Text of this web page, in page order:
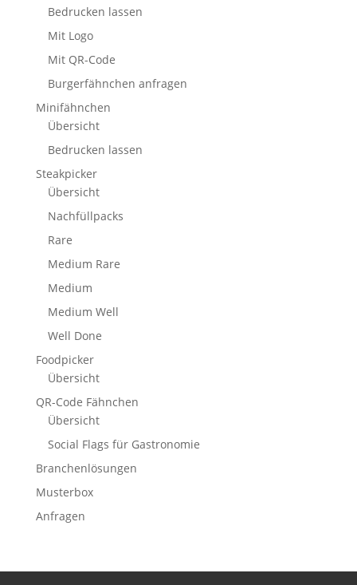
Bedrucken lassen
Mit Logo
Mit QR-Code
Burgerfähnchen anfragen
Minifähnchen
Übersicht
Bedrucken lassen
Steakpicker
Übersicht
Nachfüllpacks
Rare
Medium Rare
Medium
Medium Well
Well Done
Foodpicker
Übersicht
QR-Code Fähnchen
Übersicht
Social Flags für Gastronomie
Branchenlösungen
Musterbox
Anfragen